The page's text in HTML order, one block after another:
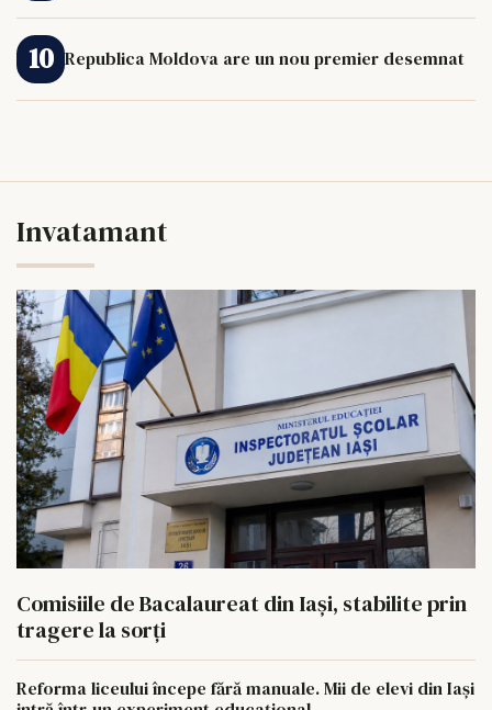
Republica Moldova are un nou premier desemnat
Invatamant
Comisiile de Bacalaureat din Iași, stabilite prin
tragere la sorți
Reforma liceului începe fără manuale. Mii de elevi din Iași